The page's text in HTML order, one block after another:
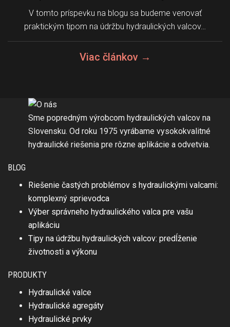
V tomto príspevku na blogu sa budeme venovať
praktickým tipom na údržbu hydraulických valcov…
Viac článkov →
Sme popredným výrobcom hydraulických valcov na
Slovensku. Od roku 1975 vyrábame vysokokvalitné
hydraulické riešenia pre rôzne aplikácie a odvetvia.
BLOG
Riešenie častých problémov s hydraulickými valcami:
komplexný sprievodca
Výber správneho hydraulického valca pre vašu
aplikáciu
Tipy na údržbu hydraulických valcov: predĺženie
životnosti a výkonu
PRODUKTY
Hydraulické valce
Hydraulické agregáty
Hydraulické prvky